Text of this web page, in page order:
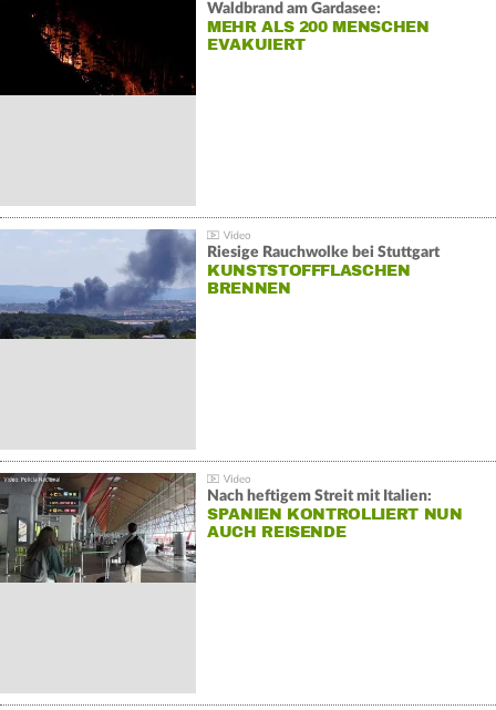
Waldbrand am Gardasee:
MEHR ALS 200 MENSCHEN
EVAKUIERT
Riesige Rauchwolke bei Stuttgart
KUNSTSTOFFFLASCHEN
BRENNEN
Nach heftigem Streit mit Italien:
SPANIEN KONTROLLIERT NUN
AUCH REISENDE